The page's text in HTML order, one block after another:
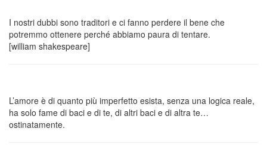
I nostri dubbi sono traditori e ci fanno perdere il bene che
potremmo ottenere perché abbiamo paura di tentare.
[william shakespeare]
L’amore è di quanto più imperfetto esista, senza una logica reale,
ha solo fame di baci e di te, di altri baci e di altra te…
ostinatamente.